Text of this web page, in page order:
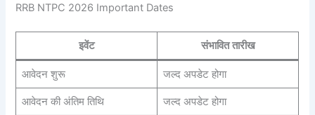
RRB NTPC 2026 Important Dates
इवेंट संभावित तारीख
आवेदन शुरू जल्द अपडेट होगा
आवेदन की अंतिम तिथि जल्द अपडेट होगा